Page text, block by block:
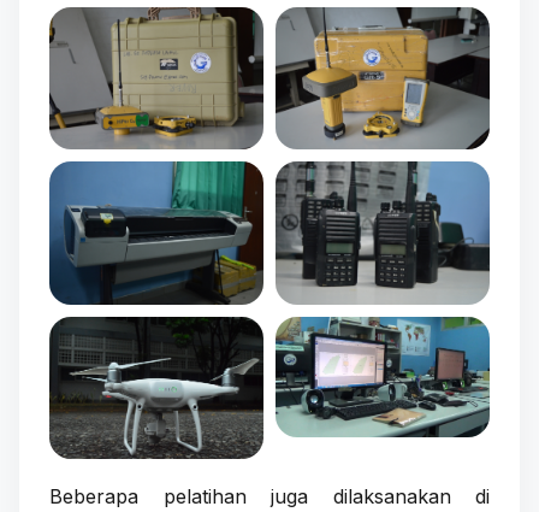
Beberapa pelatihan juga dilaksanakan di